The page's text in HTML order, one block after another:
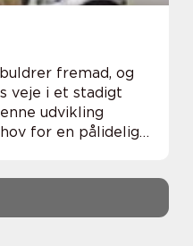
fremad, og
veje i et stadigt
udvikling
for en pålidelig